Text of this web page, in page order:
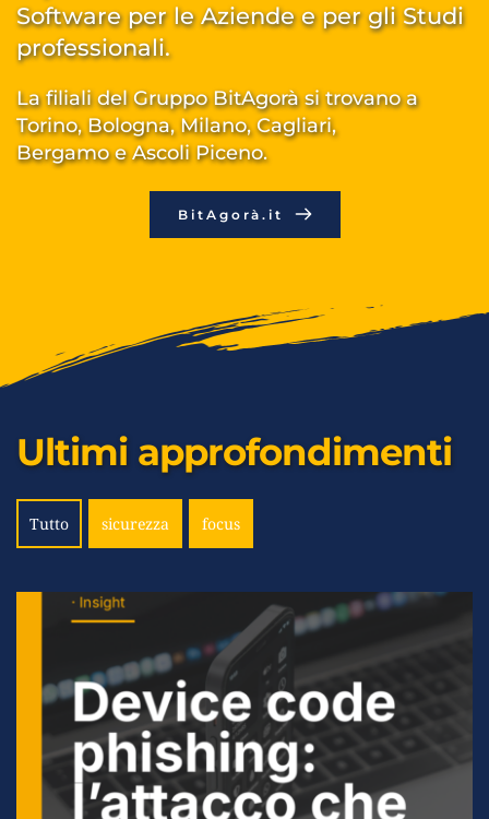
Software per le Aziende e per gli Studi
professionali.
La filiali del Gruppo BitAgorà si trovano a
Torino, Bologna, Milano, Cagliari,
Bergamo e Ascoli Piceno.
BitAgorà.it
Ultimi approfondimenti
Tutto sicurezza focus